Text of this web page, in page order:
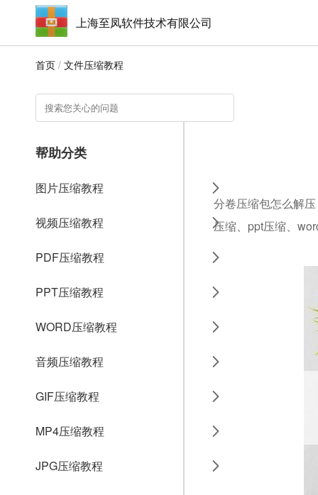
上海至凤软件技术有限公司
首页 / 文件压缩教程
帮助分类
图片压缩教程
视频压缩教程
PDF压缩教程
PPT压缩教程
WORD压缩教程
音频压缩教程
GIF压缩教程
MP4压缩教程
JPG压缩教程
分卷压缩包怎么解
压缩、ppt压缩、